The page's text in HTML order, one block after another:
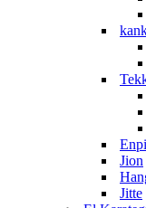
Enpi
Jion
Jitte